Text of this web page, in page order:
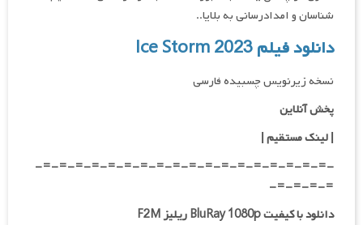
شناسان و امدادرسانی به بلایا..
دانلود فیلم Ice Storm 2023
نسخه زیرنویس چسبیده فارسی
پخش آنلاین
| لینک مستقیم|
-=-=-=-=-=-=-=-=-=-=-=-=-=-=-=-=-=-=-
=-=-=-=-
دانلود با کیفیت BluRay 1080p ریلیز F2M